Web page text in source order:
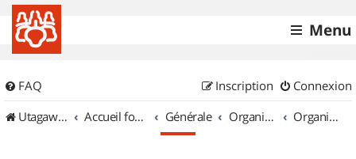
Menu
FAQ Connexion
Inscription
UtagawaVTT (Randos VTT et VTTAE avec traces GPS)
Accueil forum Générale Organisation de sorties & Recherche de partenaires Organisation de sorties en région Provence Alpes Côte d'Azur